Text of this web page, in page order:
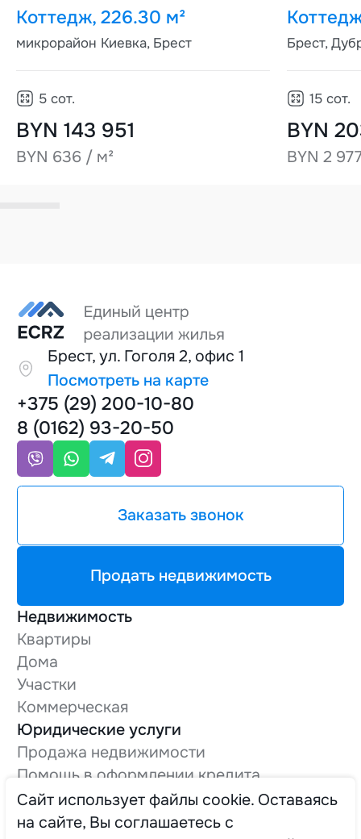
Коттедж, 226.30 м²
микрорайон Киевка, Брест
5сот.
BYN 143 951
BYN 636 / м²
Брест,
15сот.
BYN
BYN 2
Брест, ул. Гоголя 2, офис 1
Посмотреть на карте
Недвижимость
Квартиры
Дома
Участки
Коммерческая
Юридические услуги
Продажа недвижимости
Помощь в оформлении кредита
Оформление технической документации
Вывод в нежилой фонд
+375 (29) 200-10-80
8 (0162) 93-20-50
Заказать звонок
Продать недвижимость
Cайт использует файлы cookie. Оставаясь
на сайте, Вы соглашаетесь с